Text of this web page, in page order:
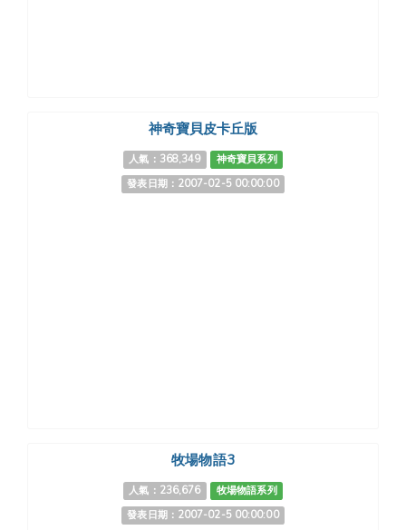
神奇寶貝皮卡丘版
人氣：368,349
神奇寶貝系列
發表日期：2007-02-5 00:00:00
牧場物語3
人氣：236,676
牧場物語系列
發表日期：2007-02-5 00:00:00